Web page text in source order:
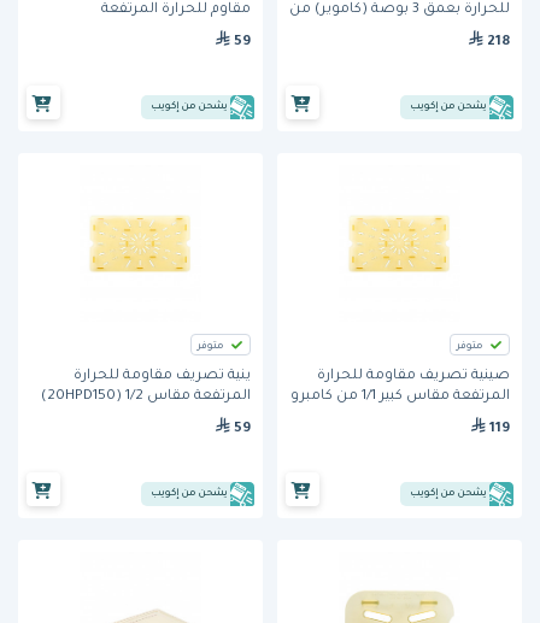
للحرارة بعمق 3 بوصة (كاموير) من
كامبرو
218
يشحن من إكويب
مقاوم للحرارة المرتفعة
59
يشحن من إكويب
متوفر
صينية تصريف مقاومة للحرارة
المرتفعة مقاس كبير 1/1 من كامبرو
119
يشحن من إكويب
متوفر
ًينية تصريف مقاومة للحرارة
المرتفعة مقاس 1/2 (20HPD150)
من كامبرو
59
يشحن من إكويب